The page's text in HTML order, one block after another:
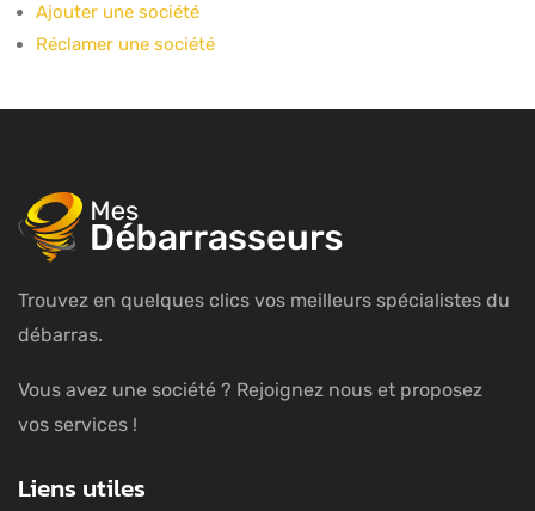
Ajouter une société
Réclamer une société
Trouvez en quelques clics vos meilleurs spécialistes du
débarras.
Vous avez une société ? Rejoignez nous et proposez
vos services !
Liens utiles